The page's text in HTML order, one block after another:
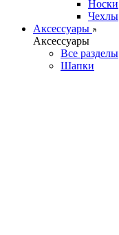
Носки
Чехлы
Аксессуары
Аксессуары
Все разделы
Шапки